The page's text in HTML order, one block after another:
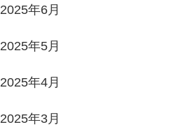
2025年6月
2025年5月
2025年4月
2025年3月